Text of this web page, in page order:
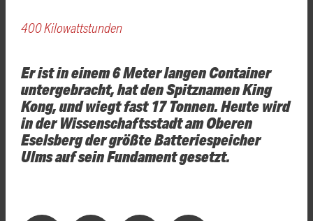
400 Kilowattstunden
Er ist in einem 6 Meter langen Container
untergebracht, hat den Spitznamen King
Kong, und wiegt fast 17 Tonnen. Heute wird
in der Wissenschaftsstadt am Oberen
Eselsberg der größte Batteriespeicher
Ulms auf sein Fundament gesetzt.